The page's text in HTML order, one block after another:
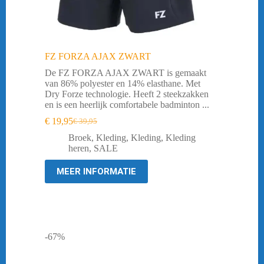
FZ FORZA AJAX ZWART
De FZ FORZA AJAX ZWART is gemaakt
van 86% polyester en 14% elasthane. Met
Dry Forze technologie. Heeft 2 steekzakken
en is een heerlijk comfortabele badminton ...
€39,95
Oorspronkelijke
prijs
was:
€ 39,95.
€ 19,95Huidige
prijs
is:
€ 19,95.
Broek, Kleding, Kleding, Kleding
heren, SALE
MEER INFORMATIE
-67%